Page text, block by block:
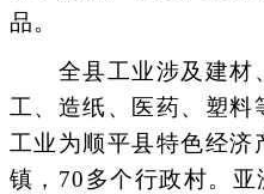
品。
全县工业涉及建材
工、造纸、医药、塑料
工业为顺平县特色经济
镇，70多个行政村。